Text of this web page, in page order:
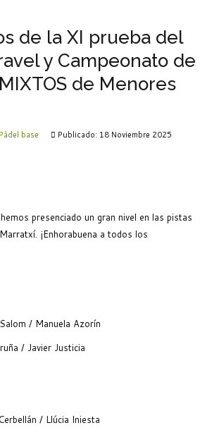
de la XI prueba del
y Campeonato de
de Menores
Pádel base
Publicado: 18 Noviembre 2025
presenciado un gran nivel en las pistas
¡Enhorabuena a todos los
/ Manuela Azorín
/ Javier Justicia
/ Llúcia Iniesta